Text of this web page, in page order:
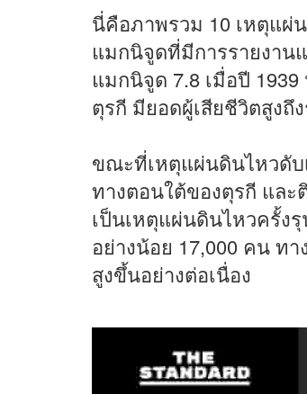
นี่คือภาพรวม 10 เหตุแผ่
แมกนิจูดที่มีการรายงา
แมกนิจูด 7.8 เมื่อปี
ตุรกี มียอดผู้เสียชีวิตสูงถึ
ขณะที่เหตุแผ่นดินไหวดับ
ทางตอนใต้ของตุรกี แล
เป็นเหตุแผ่นดินไหวครั้ง
อย่างน้อย 17,000 คน ท
สูงขึ้นอย่างต่อเนื่อง